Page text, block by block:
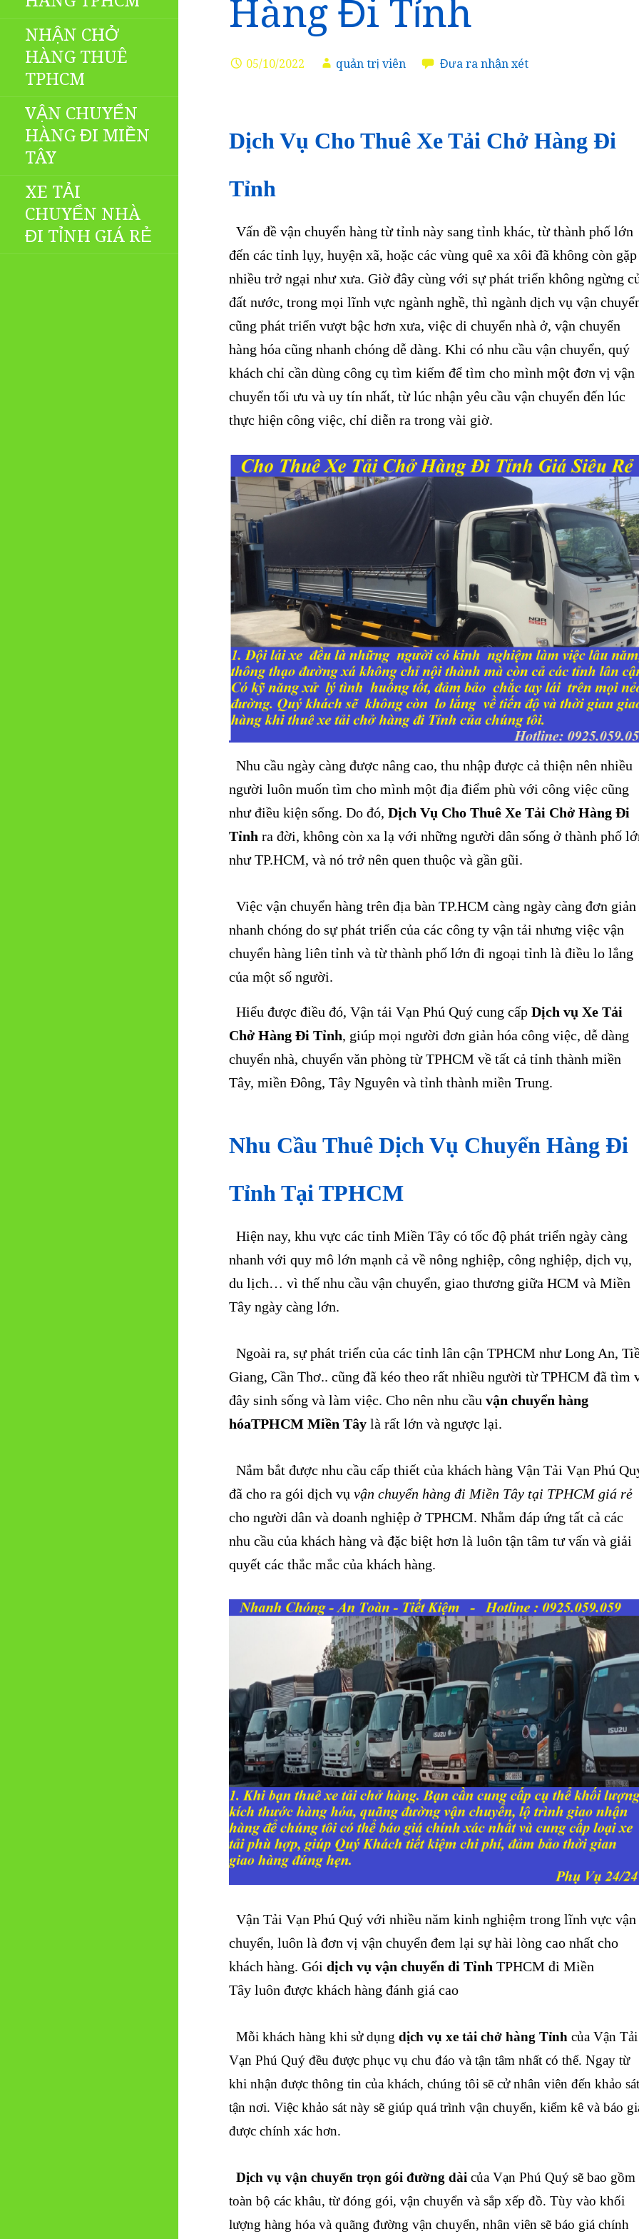
NHẬN CHỞ
HÀNG THUÊ
TPHCM
VẬN CHUYỂN
HÀNG ĐI MIỀN
TÂY
XE TẢI
CHUYỂN NHÀ
ĐI TỈNH GIÁ RẺ
Hàng Đi Tỉnh
05/10/2022 quản trị viên Đưa ra nhận xét
Dịch Vụ Cho Thuê Xe Tải Chở Hàng Đi
Tỉnh
Vấn đề vận chuyển hàng từ tỉnh này sang tỉnh khác, từ thành phố lớn
đến các tỉnh lụy, huyện xã, hoặc các vùng quê xa xôi đã không còn gặp
nhiều trở ngại như xưa. Giờ đây cùng với sự phát triển không ngừng
đất nước, trong mọi lĩnh vực ngành nghề, thì ngành dịch vụ vận
cũng phát triển vượt bậc hơn xưa, việc di chuyển nhà ở, vận chuyển
hàng hóa cũng nhanh chóng dễ dàng. Khi có nhu cầu vận chuyển, quý
khách chỉ cần dùng công cụ tìm kiếm để tìm cho mình một đơn vị vận
chuyển tối ưu và uy tín nhất, từ lúc nhận yêu cầu vận chuyển đến lúc
thực hiện công việc, chỉ diễn ra trong vài giờ.
Nhu cầu ngày càng được nâng cao, thu nhập được cả thiện nên nhiều
người luôn muốn tìm cho mình một địa điểm phù với công việc cũng
như điều kiện sống. Do đó, Dịch Vụ Cho Thuê Xe Tải Chở Hàng Đi
Tỉnh ra đời, không còn xa lạ với những người dân sống ở thành phố
như TP.HCM, và nó trở nên quen thuộc và gần gũi.
Việc vận chuyển hàng trên địa bàn TP.HCM càng ngày càng đơn giản
nhanh chóng do sự phát triển của các công ty vận tải nhưng việc vận
chuyển hàng liên tỉnh và từ thành phố lớn đi ngoại tỉnh là điều lo lắng
của một số người.
Hiểu được điều đó, Vận tải Vạn Phú Quý cung cấp Dịch vụ Xe Tải
Chở Hàng Đi Tỉnh, giúp mọi người đơn giản hóa công việc, dễ dàng
chuyển nhà, chuyển văn phòng từ TPHCM về tất cả tỉnh thành miền
Tây, miền Đông, Tây Nguyên và tỉnh thành miền Trung.
Nhu Cầu Thuê Dịch Vụ Chuyển Hàng Đi
Tỉnh Tại TPHCM
Hiện nay, khu vực các tỉnh Miền Tây có tốc độ phát triển ngày càng
nhanh với quy mô lớn mạnh cả về nông nghiệp, công nghiệp, dịch vụ,
du lịch… vì thế nhu cầu vận chuyển, giao thương giữa HCM và Miền
Tây ngày càng lớn.
Ngoài ra, sự phát triển của các tỉnh lân cận TPHCM như Long An,
Giang, Cần Thơ.. cũng đã kéo theo rất nhiều người từ TPHCM đã tìm
đây sinh sống và làm việc. Cho nên nhu cầu vận chuyển hàng
hóaTPHCM Miền Tây là rất lớn và ngược lại.
Nắm bắt được nhu cầu cấp thiết của khách hàng Vận Tải Vạn Phú
đã cho ra gói dịch vụ vận chuyển hàng đi Miền Tây tại TPHCM giá rẻ
cho người dân và doanh nghiệp ở TPHCM. Nhằm đáp ứng tất cả các
nhu cầu của khách hàng và đặc biệt hơn là luôn tận tâm tư vấn và giải
quyết các thắc mắc của khách hàng.
Vận Tải Vạn Phú Quý với nhiều năm kinh nghiệm trong lĩnh vực vận
chuyển, luôn là đơn vị vận chuyển đem lại sự hài lòng cao nhất cho
khách hàng. Gói dịch vụ vận chuyển đi Tỉnh TPHCM đi Miền
Tây luôn được khách hàng đánh giá cao
Mỗi khách hàng khi sử dụng dịch vụ xe tải chở hàng Tỉnh của Vận Tải
Vạn Phú Quý đều được phục vụ chu đáo và tận tâm nhất có thể. Ngay từ
khi nhận được thông tin của khách, chúng tôi sẽ cử nhân viên đến khảo sát
tận nơi. Việc khảo sát này sẽ giúp quá trình vận chuyển, kiểm kê và báo
được chính xác hơn.
Dịch vụ vận chuyển trọn gói đường dài của Vạn Phú Quý sẽ bao gồm
toàn bộ các khâu, từ đóng gói, vận chuyển và sắp xếp đồ. Tùy vào khối
lượng hàng hóa và quãng đường vận chuyển, nhân viên sẽ báo giá chính